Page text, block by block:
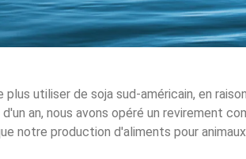
plus utiliser de soja sud-américain, en
an, nous avons opéré un revirement
notre production d'aliments pour